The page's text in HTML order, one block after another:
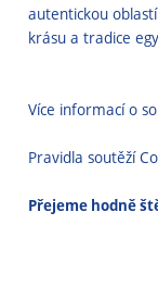
autentickou
krásu a tradice
Více informací o
Pravidla soutěží
Přejeme hodně